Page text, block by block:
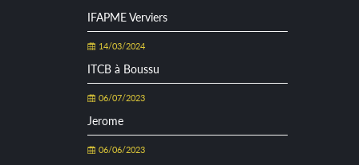
IFAPME Verviers
14/03/2024
ITCB à Boussu
06/07/2023
Jerome
06/06/2023